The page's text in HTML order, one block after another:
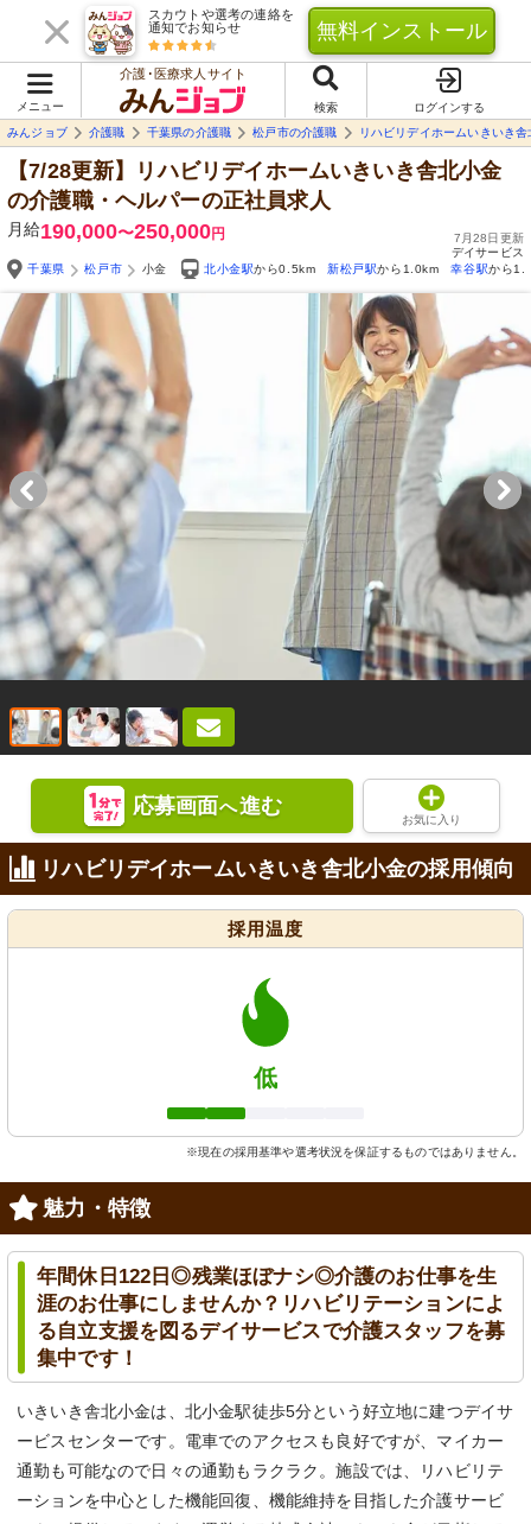
スカウトや選考の連絡を
通知でお知らせ
無料インストール
メニュー
介護･医療求人サイト
検索
ログインする
みんジョブ
介護職 千葉県の介護職 松戸市の介護職 リハビリデイホームいきいき舎
【7/28更新】リハビリデイホームいきいき舎北小金
の介護職・ヘルパーの正社員求人
月給190,000〜250,000円
7月28日更新
デイサービス
千葉県
松戸市 小金 北小金駅から0.5km 新松戸駅から1.0km 幸谷駅から
応募画面へ進む
お気に入り
リハビリデイホームいきいき舎北小金の採用傾向
採用温度
低
※現在の採用基準や選考状況を保証するものではありません。
魅力・特徴
年間休日122日◎残業ほぼナシ◎介護のお仕事を生
涯のお仕事にしませんか？リハビリテーションによ
る自立支援を図るデイサービスで介護スタッフを募
集中です！
いきいき舎北小金は、北小金駅徒歩5分という好立地に建つデイサ
ービスセンターです。電車でのアクセスも良好ですが、マイカー
通勤も可能なので日々の通勤もラクラク。施設では、リハビリテ
ーションを中心とした機能回復、機能維持を目指した介護サービ